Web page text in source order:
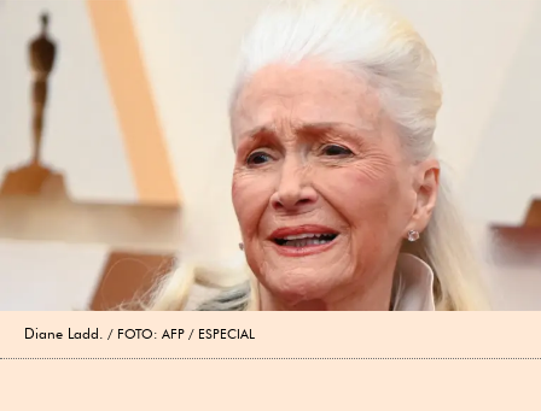
Diane Ladd. FOTO: AFP / ESPECIAL